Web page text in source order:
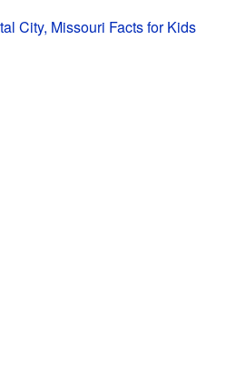
City, Missouri Facts for Kids